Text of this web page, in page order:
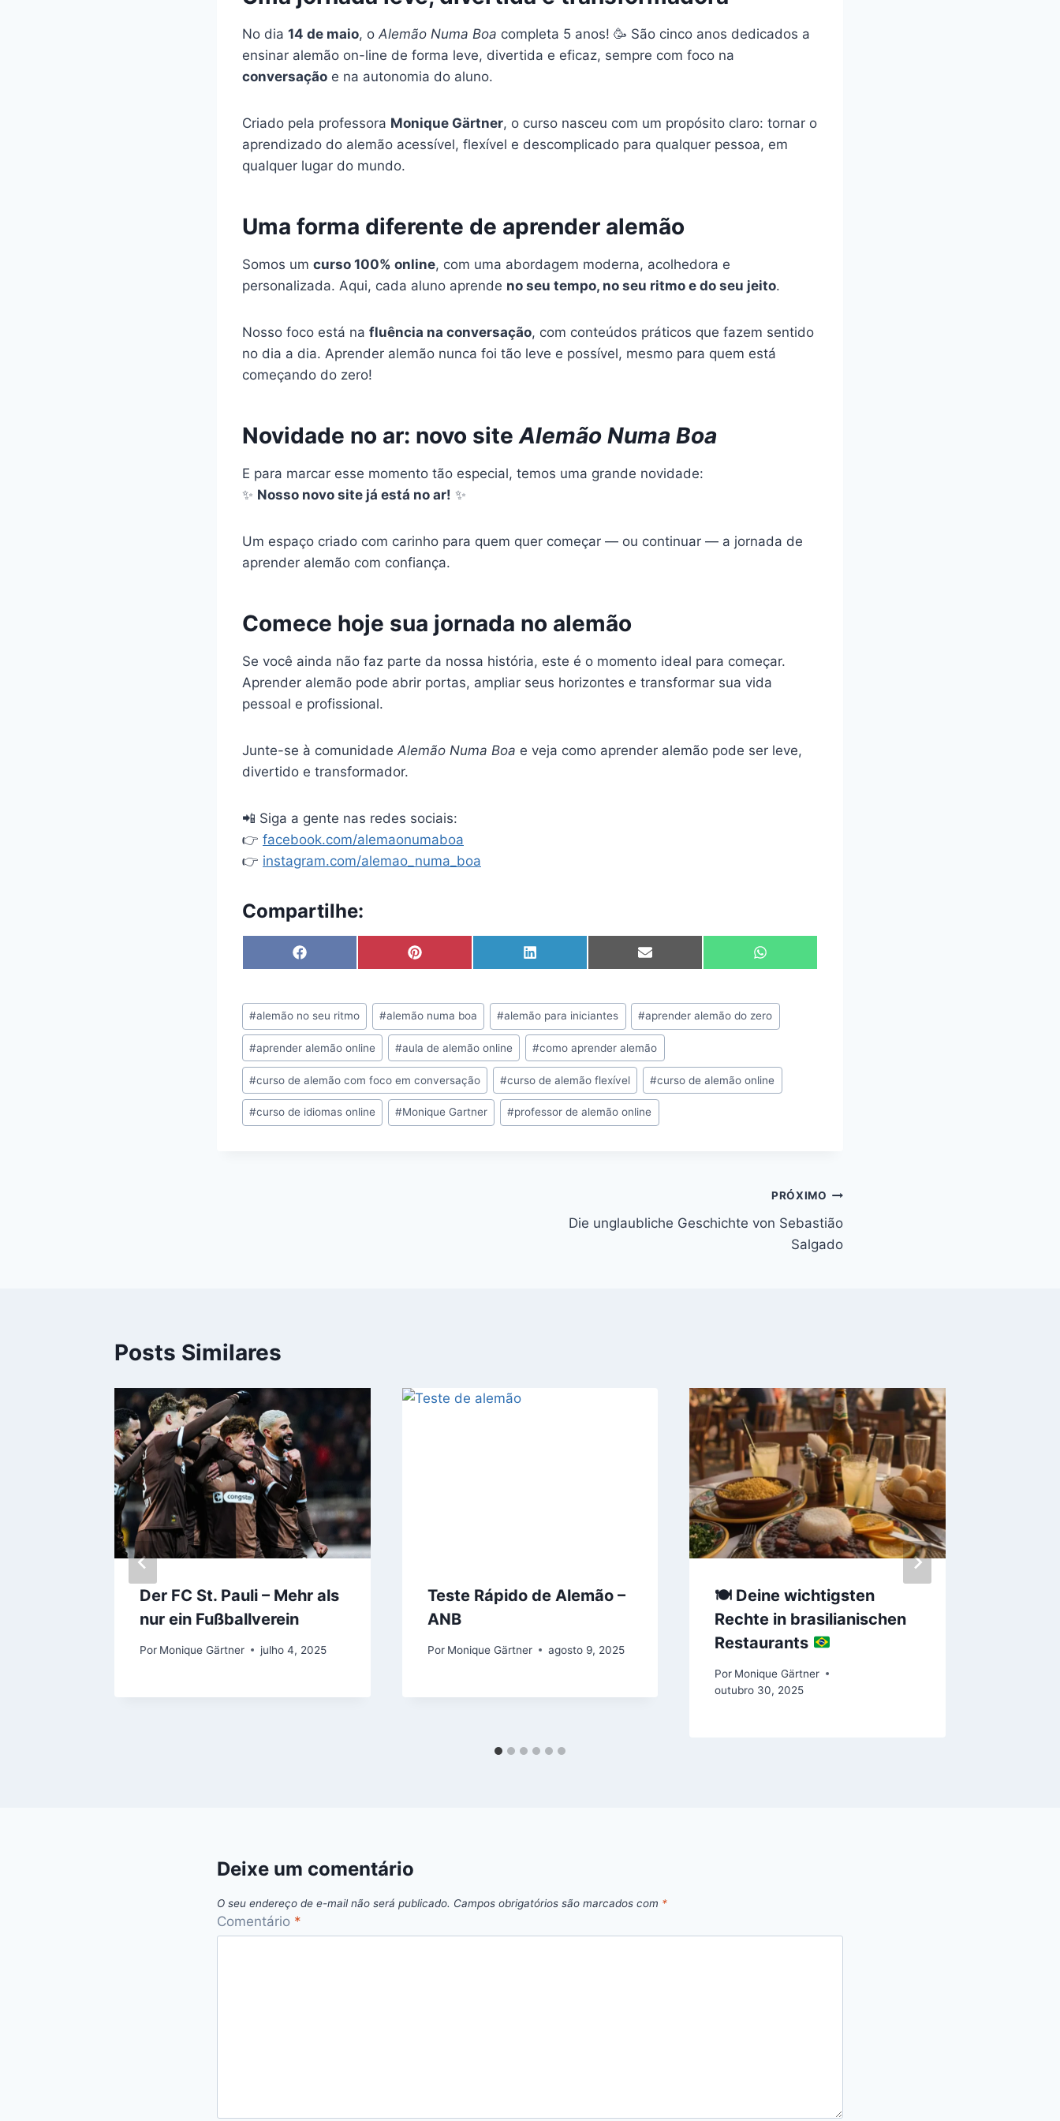
No dia 14 de maio, o Alemão Numa Boa completa 5 anos! 🥳 São cinco anos dedicados a
ensinar alemão on-line de forma leve, divertida e eficaz, sempre com foco na
conversação e na autonomia do aluno.
Criado pela professora Monique Gärtner, o curso nasceu com um propósito claro: tornar o
aprendizado do alemão acessível, flexível e descomplicado para qualquer pessoa, em
qualquer lugar do mundo.
Uma forma diferente de aprender alemão
Somos um curso 100% online, com uma abordagem moderna, acolhedora e
personalizada. Aqui, cada aluno aprende no seu tempo, no seu ritmo e do seu jeito.
Nosso foco está na fluência na conversação, com conteúdos práticos que fazem sentido
no dia a dia. Aprender alemão nunca foi tão leve e possível, mesmo para quem está
começando do zero!
Novidade no ar: novo siteAlemão Numa Boa
E para marcar esse momento tão especial, temos uma grande novidade:
✨ Nosso novo site já está no ar! ✨
Um espaço criado com carinho para quem quer começar — ou continuar — a jornada de
aprender alemão com confiança.
Comece hoje sua jornada no alemão
Se você ainda não faz parte da nossa história, este é o momento ideal para começar.
Aprender alemão pode abrir portas, ampliar seus horizontes e transformar sua vida
pessoal e profissional.
Junte-se à comunidade Alemão Numa Boa e veja como aprender alemão pode ser leve,
divertido e transformador.
📲 Siga a gente nas redes sociais:
👉 facebook.com/alemaonumaboa
👉 instagram.com/alemao_numa_boa
Compartilhe:
S
h
r
e
o
n
F
a
c
e
b
o
S
h
r
e
o
n
P
i
n
t
e
r
S
h
r
e
o
n
L
i
n
k
e
d
S
h
r
e
o
n
E
m
a
i
l
S
h
r
e
o
h
a
Tags
do
Post:
#alemão no seu ritmo #alemão numa boa #alemão para iniciantes #aprender alemão do zero
#aprender alemão online #aula de alemão online #como aprender alemão
#curso de alemão com foco em conversação #curso de alemão flexível #curso de alemão online
#curso de idiomas online #Monique Gartner #professor de alemão online
PRÓXIMO
Die unglaubliche Geschichte von Sebastião
Salgado
Posts Similares
Der FC St. Pauli – Mehr als
nur ein Fußballverein
Por Monique Gärtner julho 4, 2025
Teste Rápido de Alemão –
ANB
Por Monique Gärtner agosto 9, 2025
🍽️ Deine wichtigsten
Rechte in brasilianischen
Restaurants
Por Monique Gärtner
outubro 30, 2025
Deixe um comentário
O seu endereço de e-mail não será publicado. Campos obrigatórios são marcados com *
Comentário *